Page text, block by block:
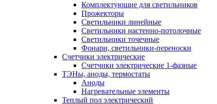
Комплектующие для светильников
Прожекторы
Светильники линейные
Светильники настенно-потолочные
Светильники точечные
Фонари, светильники-переноски
Счетчики электрические
Счетчики электрические 1-фазные
ТЭНы, аноды, термостаты
Аноды
Нагревательные элементы
Теплый пол электрический